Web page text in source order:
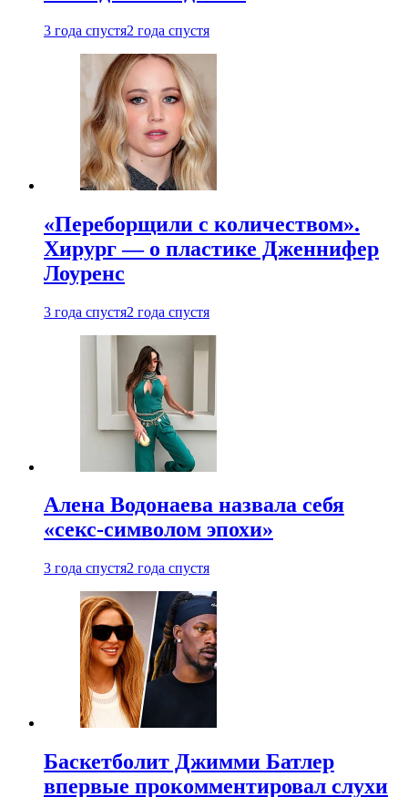
3 года спустя2 года спустя
«Переборщили с количеством».
Хирург — о пластике Дженнифер
Лоуренс
3 года спустя2 года спустя
Алена Водонаева назвала себя
«секс-символом эпохи»
3 года спустя2 года спустя
Баскетболит Джимми Батлер
впервые прокомментировал слухи